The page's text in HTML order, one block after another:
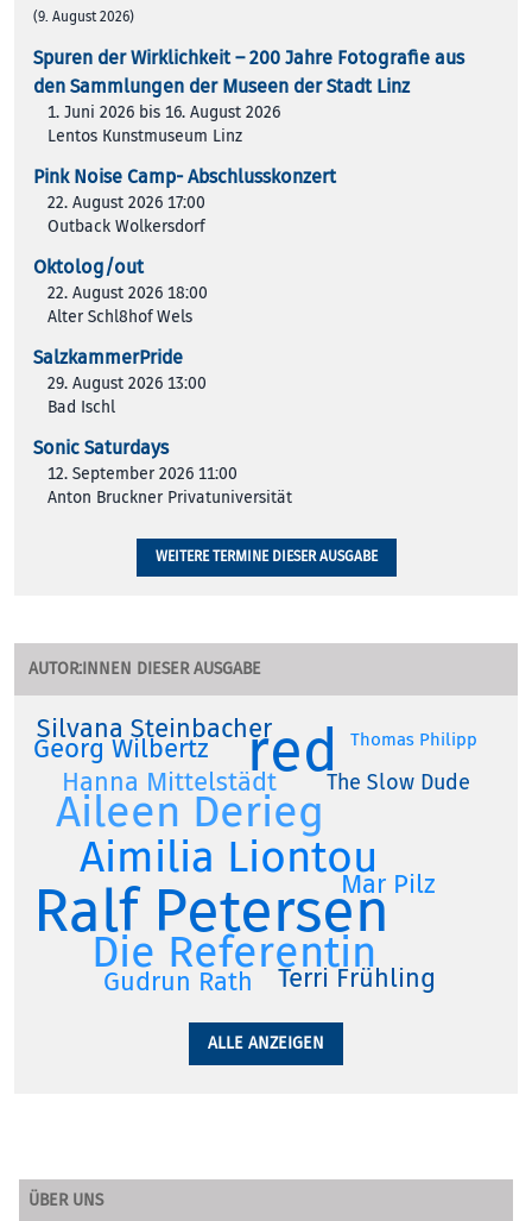
(9. August 2026)
Spuren der Wirklichkeit – 200 Jah­re Foto­gra­fie aus
den Samm­lun­gen der Muse­en der Stadt Linz
1. Juni 2026 bis 16. August 2026
Lentos Kunstmuseum Linz
Pink Noise Camp- Abschlusskonzert
22. August 2026 17:00
Outback Wolkersdorf
Oktolog/out
22. August 2026 18:00
Alter Schl8hof Wels
SalzkammerPride
29. August 2026 13:00
Bad Ischl
Sonic Saturdays
12. September 2026 11:00
Anton Bruckner Privatuniversität
WEITERE TERMINE DIESER AUSGABE
AUTOR:INNEN DIESER AUSGABE
Ralf Petersen
red
Aileen Derieg
Aimilia Liontou
Die Referentin
Georg Wilbertz
Gudrun Rath
Hanna Mittelstädt
Mar Pilz
Silvana Steinbacher
Terri Frühling
The Slow Dude
Thomas Philipp
ALLE ANZEIGEN
ÜBER UNS